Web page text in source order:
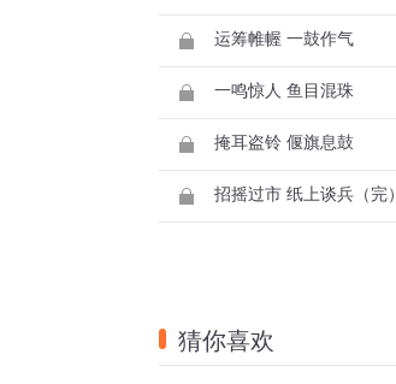
运筹帷幄 一鼓作气
一鸣惊人 鱼目混珠
掩耳盗铃 偃旗息鼓
招摇过市 纸上谈兵（完）
猜你喜欢